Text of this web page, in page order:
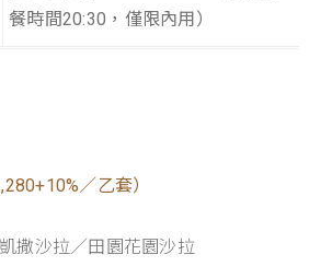
餐時間20:30，僅限內用）
／乙套）
凱撒沙拉／田園花園沙拉